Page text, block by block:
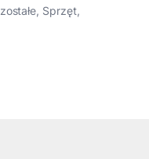
, Sprzęt,